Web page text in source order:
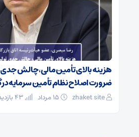
هزینه بالای تأمین مالی، چالش
ضرورت اصلاح نظام تأمین سرمایه
zhaket site